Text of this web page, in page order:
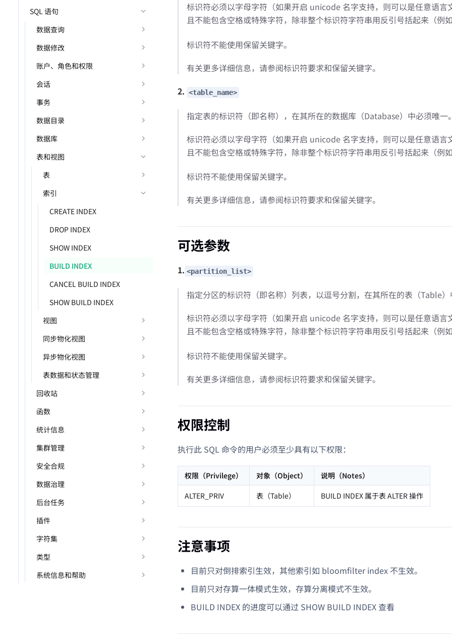
SQL 语句
数据查询
数据修改
账户、角色和权限
会话
事务
数据目录
数据库
表和视图
表
索引
CREATE INDEX
DROP INDEX
SHOW INDEX
BUILD INDEX
CANCEL BUILD INDEX
SHOW BUILD INDEX
视图
同步物化视图
异步物化视图
表数据和状态管理
回收站
函数
统计信息
集群管理
安全合规
数据治理
后台任务
插件
字符集
类型
系统信息和帮助
标识符必须以字母字符（如果开启 unicode 名字支持，则可以是任意语言
且不能包含空格或特殊字符，除非整个标识符字符串用反引号括起来（例如
标识符不能使用保留关键字。
有关更多详细信息，请参阅标识符要求和保留关键字。
2. <table_name>
指定表的标识符（即名称），在其所在的数据库（Database）中必须唯一。
标识符必须以字母字符（如果开启 unicode 名字支持，则可以是任意语言
且不能包含空格或特殊字符，除非整个标识符字符串用反引号括起来（例如
标识符不能使用保留关键字。
有关更多详细信息，请参阅标识符要求和保留关键字。
可选参数
1. <partition_list>
指定分区的标识符（即名称）列表，以逗号分割，在其所在的表（Table）
标识符必须以字母字符（如果开启 unicode 名字支持，则可以是任意语言
且不能包含空格或特殊字符，除非整个标识符字符串用反引号括起来（例如
标识符不能使用保留关键字。
有关更多详细信息，请参阅标识符要求和保留关键字。
权限控制
执行此 SQL 命令的用户必须至少具有以下权限：
权限（Privilege） 对象（Object）
说明（Notes）
ALTER_PRIV
表（Table） BUILD INDEX 属于表 ALTER 操作
注意事项
目前只对倒排索引生效，其他索引如 bloomfilter index 不生效。
目前只对存算一体模式生效，存算分离模式不生效。
BUILD INDEX 的进度可以通过 SHOW BUILD INDEX 查看